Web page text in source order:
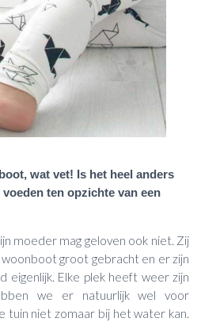
wat vet! Is het heel anders
ten opzichte van een
moeder mag geloven ook niet. Zij
groot gebracht en er zijn
eigenlijk. Elke plek heeft weer zijn
we er natuurlijk wel voor
tuin niet zomaar bij het water kan.